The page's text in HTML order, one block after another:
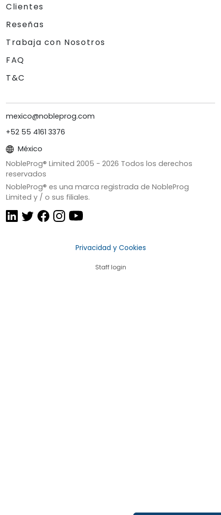
Clientes
Reseñas
Trabaja con Nosotros
FAQ
T&C
mexico@nobleprog.com
+52 55 4161 3376
México
NobleProg® Limited 2005 - 2026 Todos los derechos
reservados
NobleProg® es una marca registrada de NobleProg
Limited y / o sus filiales.
Privacidad y Cookies
Staff login